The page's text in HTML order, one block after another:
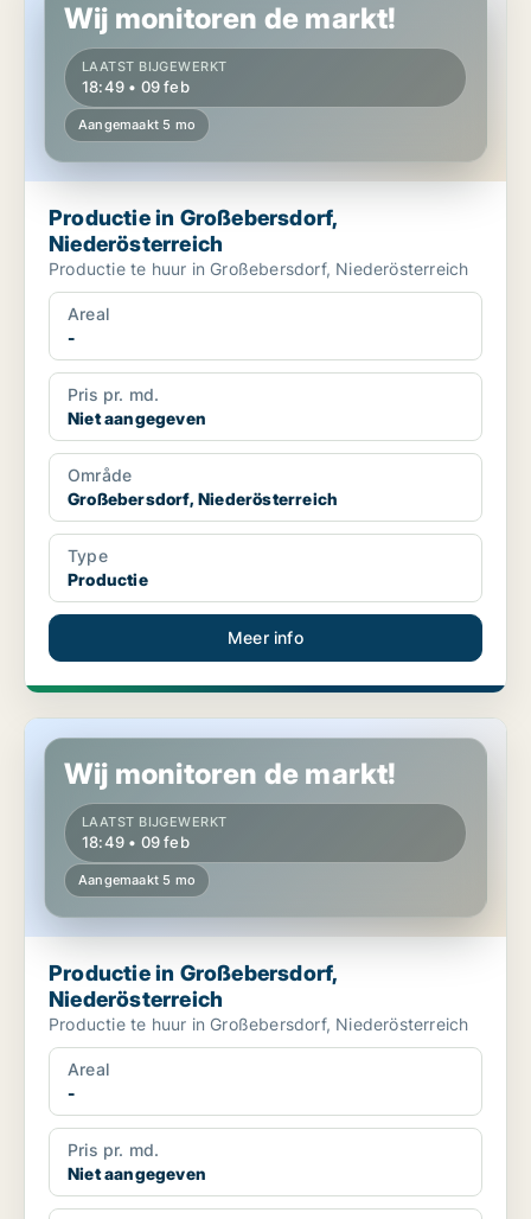
Wij monitoren de markt!
LAATST BIJGEWERKT
18:49 • 09 feb
Aangemaakt 5 mo
Productie in Großebersdorf,
Niederösterreich
Productie te huur in Großebersdorf, Niederösterreich
Areal
-
Pris pr. md.
Niet aangegeven
Område
Großebersdorf, Niederösterreich
Type
Productie
Meer info
Productie in Großebersdorf, Niederösterreich
Wij monitoren de markt!
LAATST BIJGEWERKT
18:49 • 09 feb
Aangemaakt 5 mo
Productie in Großebersdorf,
Niederösterreich
Productie te huur in Großebersdorf, Niederösterreich
Areal
-
Pris pr. md.
Niet aangegeven